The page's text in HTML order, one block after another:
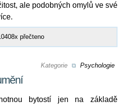
ale podobných omylů ve své
přečteno
Kategorie Psychologie
bytostí jen na základě